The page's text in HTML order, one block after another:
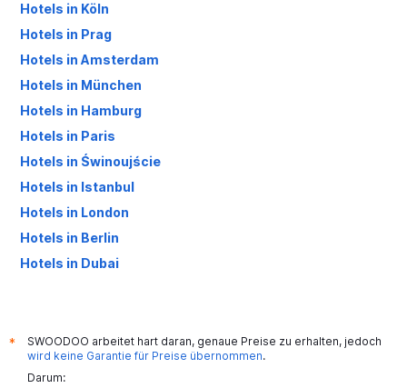
Hotels in Köln
Hotels in Prag
Hotels in Amsterdam
Hotels in München
Hotels in Hamburg
Hotels in Paris
Hotels in Świnoujście
Hotels in Istanbul
Hotels in London
Hotels in Berlin
Hotels in Dubai
*
SWOODOO arbeitet hart daran, genaue Preise zu erhalten, jedoch
wird keine Garantie für Preise übernommen.
Darum: